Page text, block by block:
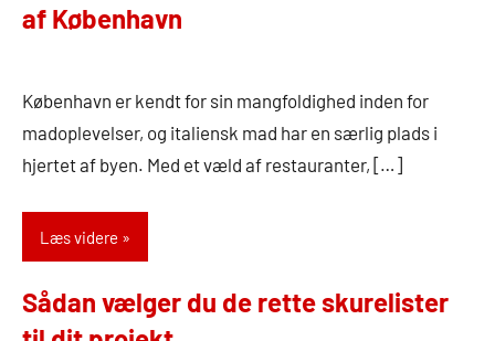
af København
september
2024
København er kendt for sin mangfoldighed inden for
madoplevelser, og italiensk mad har en særlig plads i
hjertet af byen. Med et væld af restauranter, […]
Læs videre
Sådan vælger du de rette skurelister